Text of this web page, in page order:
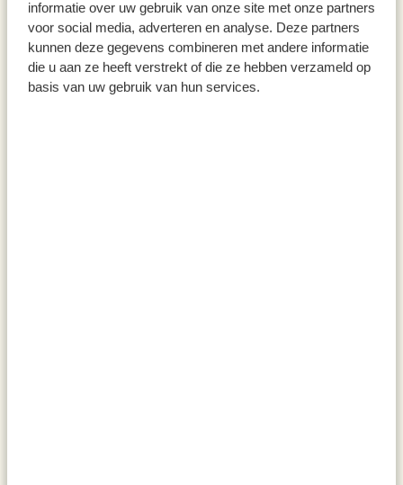
informatie over uw gebruik van onze site met onze partners
voor social media, adverteren en analyse. Deze partners
kunnen deze gegevens combineren met andere informatie
die u aan ze heeft verstrekt of die ze hebben verzameld op
basis van uw gebruik van hun services.